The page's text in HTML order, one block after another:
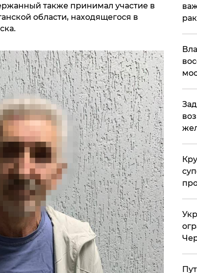
также принимал участие в
области, находящегося в